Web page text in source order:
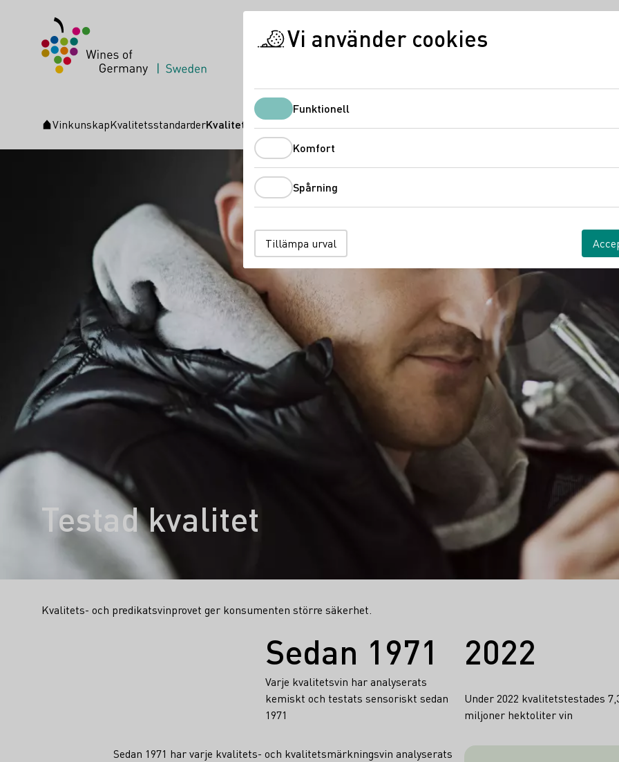
Startsida
VinkunskapKvalitetsstandarderKvalitet i en burk
Testad kvalitet
Kvalitets- och predikatsvinprovet ger konsumenten större säkerhet.
Sedan 1971
Varje kvalitetsvin har analyserats
kemiskt och testats sensoriskt sedan
1971
2022
Under 2022 kvalitetstestades
miljoner hektoliter vin
Sedan 1971 har varje kvalitets- och kvalitetsmärkningsvin analyserats
Vi använder cookies
FunktionellFunktionell
Komfort
Spårning
Tillämpa urval